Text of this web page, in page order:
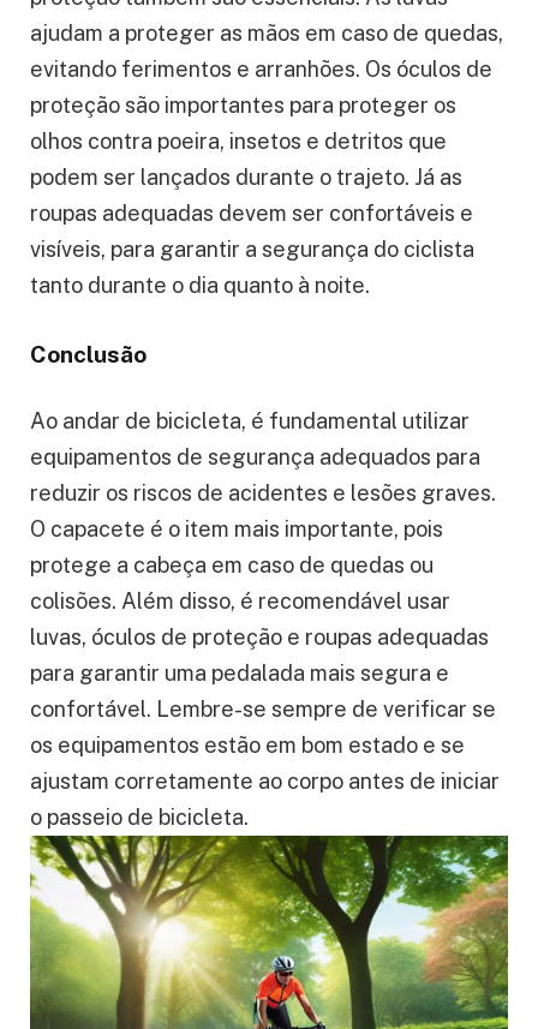
ajudam a proteger as mãos em caso de quedas,
evitando ferimentos e arranhões. Os óculos de
proteção são importantes para proteger os
olhos contra poeira, insetos e detritos que
podem ser lançados durante o trajeto. Já as
roupas adequadas devem ser confortáveis e
visíveis, para garantir a segurança do ciclista
tanto durante o dia quanto à noite.
Conclusão
Ao andar de bicicleta, é fundamental utilizar
equipamentos de segurança adequados para
reduzir os riscos de acidentes e lesões graves.
O capacete é o item mais importante, pois
protege a cabeça em caso de quedas ou
colisões. Além disso, é recomendável usar
luvas, óculos de proteção e roupas adequadas
para garantir uma pedalada mais segura e
confortável. Lembre-se sempre de verificar se
os equipamentos estão em bom estado e se
ajustam corretamente ao corpo antes de iniciar
o passeio de bicicleta.